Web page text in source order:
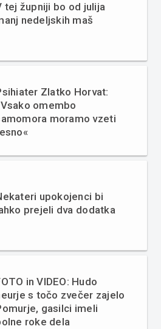
tej župniji bo od julija
nedeljskih maš
Zlatko Horvat:
omembo
moramo vzeti
upokojenci bi
prejeli dva dodatka
in VIDEO: Hudo
s točo zvečer zajelo
gasilci imeli
roke dela